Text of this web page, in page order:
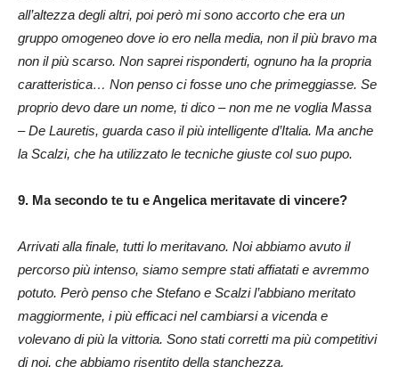
all’altezza degli altri, poi però mi sono accorto che era un
gruppo omogeneo dove io ero nella media, non il più bravo ma
non il più scarso. Non saprei risponderti, ognuno ha la propria
caratteristica… Non penso ci fosse uno che primeggiasse. Se
proprio devo dare un nome, ti dico – non me ne voglia Massa
– De Lauretis, guarda caso il più intelligente d’Italia. Ma anche
la Scalzi, che ha utilizzato le tecniche giuste col suo pupo.
9. Ma secondo te tu e Angelica meritavate di vincere?
Arrivati alla finale, tutti lo meritavano. Noi abbiamo avuto il
percorso più intenso, siamo sempre stati affiatati e avremmo
potuto. Però penso che Stefano e Scalzi l’abbiano meritato
maggiormente, i più efficaci nel cambiarsi a vicenda e
volevano di più la vittoria. Sono stati corretti ma più competitivi
di noi, che abbiamo risentito della stanchezza.